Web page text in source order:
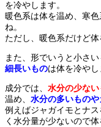
を冷やします。
暖色系は体を温め、寒
ね。
ただし、暖色系だけど
また、形でいうと小さい
細長いものは体を冷やし
成分では、 水分の少な
温め、 水分の多いもの
例えばジャガイモとナ
く水分量が少ないので